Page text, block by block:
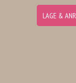
LAGE &